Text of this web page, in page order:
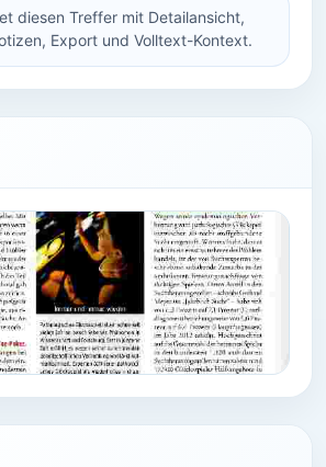
diesen Treffer mit Detailansicht,
Export und Volltext-Kontext.